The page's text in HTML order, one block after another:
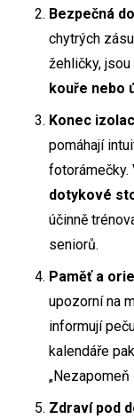
Bezpečná
chytrých
žehličky,
kouře nebo
Konec
pomáhají
fotorámečky.
dotykové
účinně
seniorů.
Paměť a
upozorní na
informují
kalendáře
Zdraví pod